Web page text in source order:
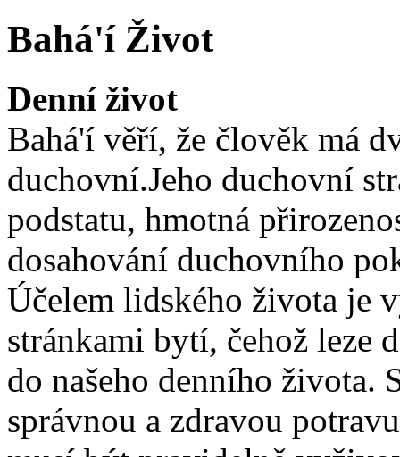
Bahá'í Život
Denní život
Bahá'í věří, že člověk má
duchovní.Jeho duchovní
podstatu, hmotná
dosahování duchovního
Účelem lidského života je
stránkami bytí, čehož leze
do našeho denního života.
správnou a zdravou